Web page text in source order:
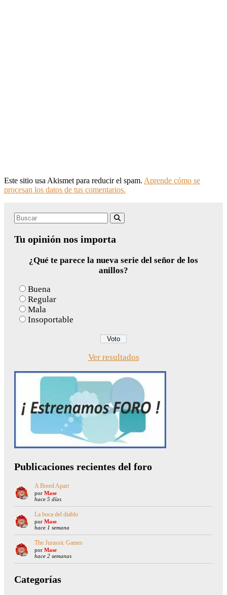
Este sitio usa Akismet para reducir el spam. Aprende cómo se
procesan los datos de tus comentarios.
Search
Tu opinión nos importa
¿Qué te parece la nueva serie del señor de los
anillos?
Buena
Regular
Mala
Insoportable
Ver resultados
Publicaciones recientes del foro
A Breed Apart
por Mase
hace 5 días
La boca del diablo
por Mase
hace 1 semana
The Jurassic Games
por Mase
hace 2 semanas
Categorías